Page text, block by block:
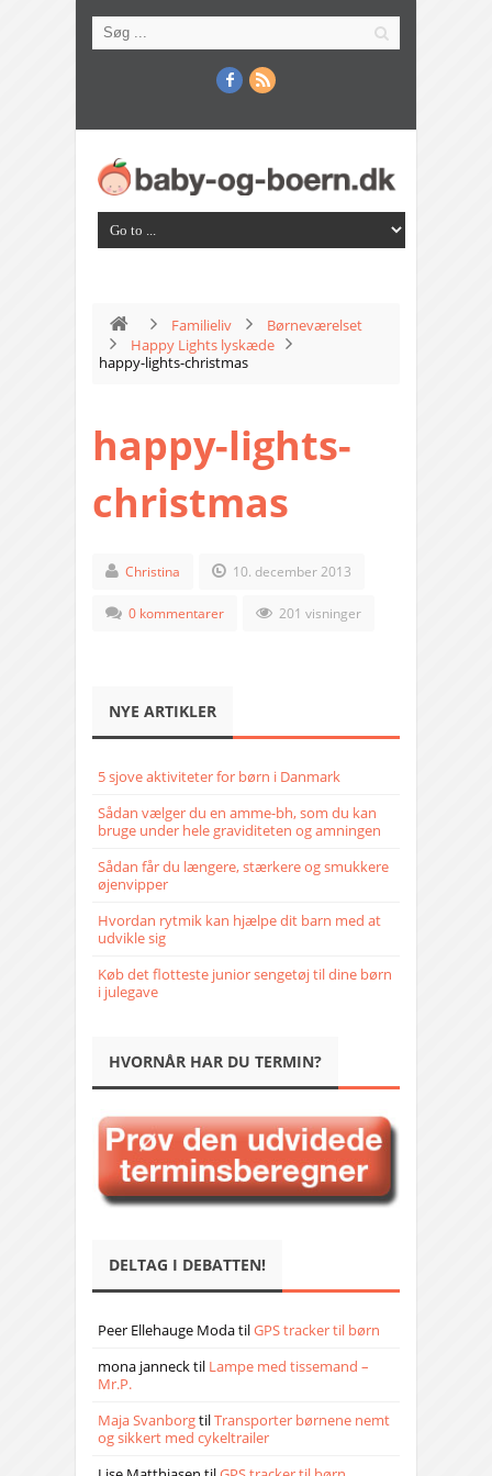
Familieliv
Børneværelset
Happy Lights lyskæde
happy-lights-christmas
happy-lights-
christmas
Christina 10. december 2013
0 kommentarer 201 visninger
NYE ARTIKLER
5 sjove aktiviteter for børn i Danmark
Sådan vælger du en amme-bh, som du kan
bruge under hele graviditeten og amningen
Sådan får du længere, stærkere og smukkere
øjenvipper
Hvordan rytmik kan hjælpe dit barn med at
udvikle sig
Køb det flotteste junior sengetøj til dine børn
i julegave
HVORNÅR HAR DU TERMIN?
DELTAG I DEBATTEN!
Peer Ellehauge ModatilGPS tracker til børn
mona jannecktil Lampe med tissemand –
Mr.P.
Maja SvanborgtilTransporter børnene nemt
og sikkert med cykeltrailer